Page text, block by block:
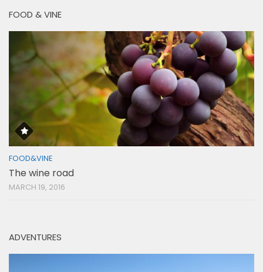
FOOD & VINE
FOOD&VINE
The wine road
MARCH 19, 2016
ADVENTURES